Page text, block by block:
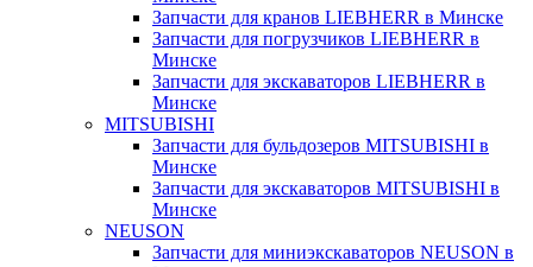
Запчасти для кранов LIEBHERR в Минске
Запчасти для погрузчиков LIEBHERR в
Минске
Запчасти для экскаваторов LIEBHERR в
Минске
MITSUBISHI
Запчасти для бульдозеров MITSUBISHI в
Минске
Запчасти для экскаваторов MITSUBISHI в
Минске
NEUSON
Запчасти для миниэкскаваторов NEUSON в